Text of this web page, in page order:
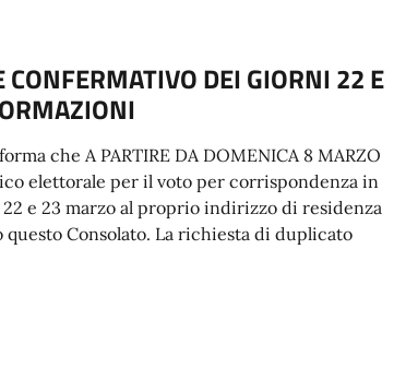
DEI GIORNI 22 E
che A PARTIRE DA DOMENICA 8 MARZO
elettorale per il voto per corrispondenza in
e 23 marzo al proprio indirizzo di residenza
Consolato. La richiesta di duplicato